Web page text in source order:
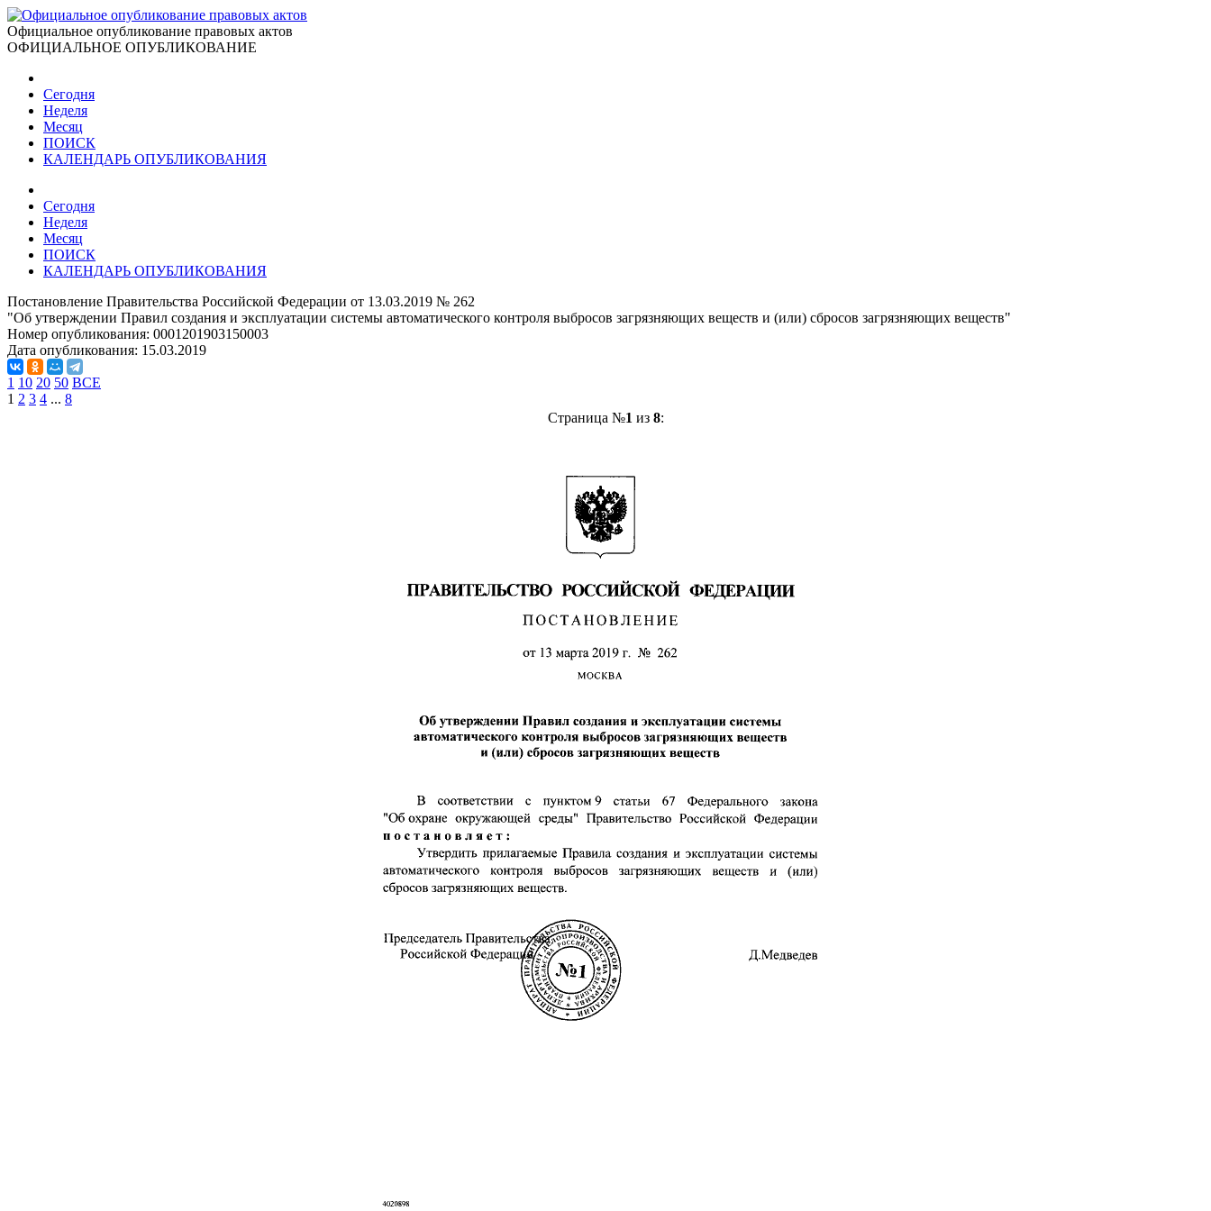
Официальное опубликование правовых актов
ОФИЦИАЛЬНОЕ ОПУБЛИКОВАНИЕ
Сегодня
Неделя
Месяц
ПОИСК
КАЛЕНДАРЬ ОПУБЛИКОВАНИЯ
Сегодня
Неделя
Месяц
ПОИСК
КАЛЕНДАРЬ ОПУБЛИКОВАНИЯ
Постановление Правительства Российской Федерации от 13.03.2019 № 262
"Об утверждении Правил создания и эксплуатации системы автоматического контроля выбросов загрязняющих веществ и (или) сбросов загрязняющих веществ"
Номер опубликования: 0001201903150003
Дата опубликования: 15.03.2019
1 10 20 50 ВСЕ
1 2 3 4 ... 8
Страница №1 из 8: